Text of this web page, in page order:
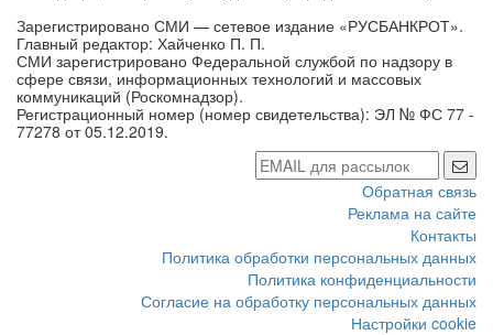
Зарегистрировано СМИ — сетевое издание «РУСБАНКРОТ».
Главный редактор: Хайченко П. П.
СМИ зарегистрировано Федеральной службой по надзору в
сфере связи, информационных технологий и массовых
коммуникаций (Роскомнадзор).
Регистрационный номер (номер свидетельства): ЭЛ № ФС 77 -
77278 от 05.12.2019.
Обратная связь
Реклама на сайте
Контакты
Политика обработки персональных данных
Политика конфиденциальности
Согласие на обработку персональных данных
Настройки cookie